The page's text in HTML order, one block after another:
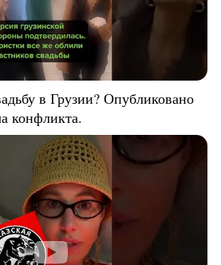
в Грузии? Опубликовано
конфликта.